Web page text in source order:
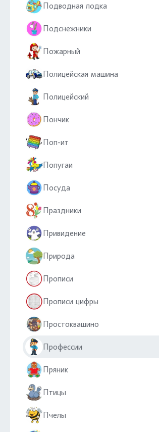
Подводная лодка
Подснежники
Пожарный
Полицейская машина
Полицейский
Пончик
Поп-ит
Попугаи
Посуда
Праздники
Привидение
Природа
Прописи
Прописи цифры
Простоквашино
Профессии
Пряник
Птицы
Пчелы